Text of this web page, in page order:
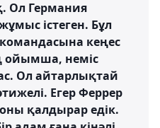
Ол Германия
істеген. Бұл
кеңес
ойымша, неміс
Ол айтарлықтай
Егер Феррер
қалдырар едік.